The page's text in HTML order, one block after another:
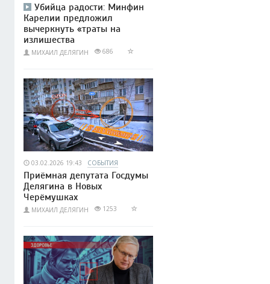
Убийца радости: Минфин
Карелии предложил
вычеркнуть «траты на
излишества
МИХАИЛ ДЕЛЯГИН 686
03.02.2026 19:43 СОБЫТИЯ
Приёмная депутата Госдумы
Делягина в Новых
Черёмушках
МИХАИЛ ДЕЛЯГИН 1253